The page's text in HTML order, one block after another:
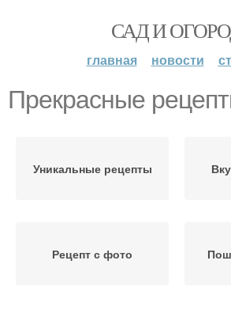
САД И
главная новости
Прекрасные
Уникальные рецепты
Рецепт с фото